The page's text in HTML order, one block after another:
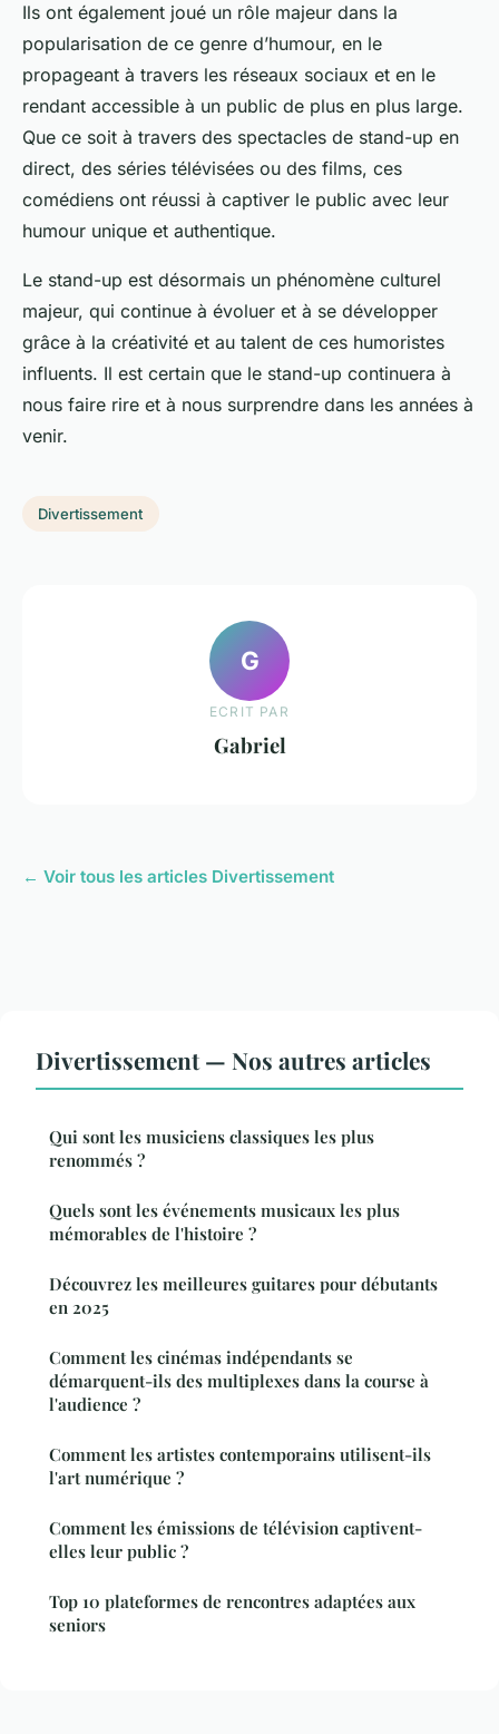
Ils ont également joué un rôle majeur dans la
popularisation de ce genre d’humour, en le
propageant à travers les réseaux sociaux et en le
rendant accessible à un public de plus en plus large.
Que ce soit à travers des spectacles de stand-up en
direct, des séries télévisées ou des films, ces
comédiens ont réussi à captiver le public avec leur
humour unique et authentique.
Le stand-up est désormais un phénomène culturel
majeur, qui continue à évoluer et à se développer
grâce à la créativité et au talent de ces humoristes
influents. Il est certain que le stand-up continuera à
nous faire rire et à nous surprendre dans les années à
venir.
Divertissement
G
ECRIT PAR
Gabriel
← Voir tous les articles Divertissement
Divertissement — Nos autres articles
Qui sont les musiciens classiques les plus
renommés ?
Quels sont les événements musicaux les plus
mémorables de l'histoire ?
Découvrez les meilleures guitares pour débutants
en 2025
Comment les cinémas indépendants se
démarquent-ils des multiplexes dans la course à
l'audience ?
Comment les artistes contemporains utilisent-ils
l'art numérique ?
Comment les émissions de télévision captivent-
elles leur public ?
Top 10 plateformes de rencontres adaptées aux
seniors